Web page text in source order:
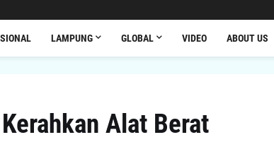
LAMPUNG GLOBAL VIDEO ABOUT US
Alat Berat